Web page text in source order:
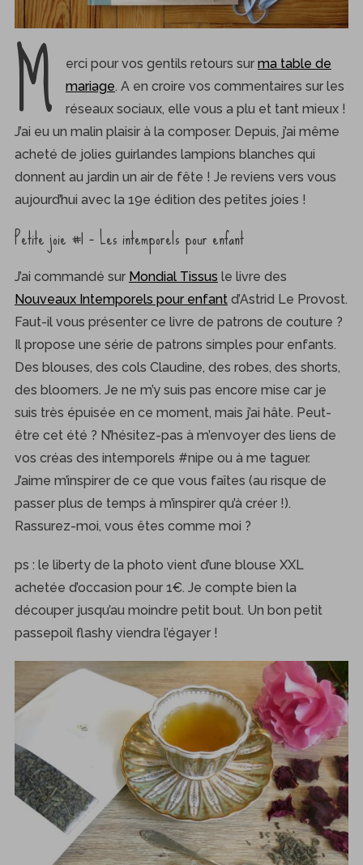
M erci pour vos gentils retours sur ma table de
mariage. A en croire vos commentaires sur les
réseaux sociaux, elle vous a plu et tant mieux !
J’ai eu un malin plaisir à la composer. Depuis, j’ai même
acheté de jolies guirlandes lampions blanches qui
donnent au jardin un air de fête ! Je reviens vers vous
aujourd’hui avec la 19e édition des petites joies !
Petite joie #1 – Les intemporels pour enfant
J’ai commandé sur Mondial Tissus le livre des
Nouveaux Intemporels pour enfantd’Astrid Le Provost.
Faut-il vous présenter ce livre de patrons de couture ?
Il propose une série de patrons simples pour enfants.
Des blouses, des cols Claudine, des robes, des shorts,
des bloomers. Je ne m’y suis pas encore mise car je
suis très épuisée en ce moment, mais j’ai hâte. Peut-
être cet été ? N’hésitez-pas à m’envoyer des liens de
vos créas des intemporels #nipe ou à me taguer.
J’aime m’inspirer de ce que vous faîtes (au risque de
passer plus de temps à m’inspirer qu’à créer !).
Rassurez-moi, vous êtes comme moi ?
ps : le liberty de la photo vient d’une blouse XXL
achetée d’occasion pour 1€. Je compte bien la
découper jusqu’au moindre petit bout. Un bon petit
passepoil flashy viendra l’égayer !